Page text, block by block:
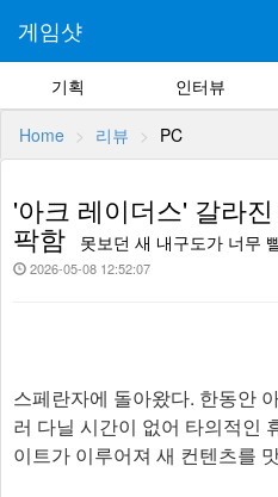
게임샷
기획 인터뷰
Home 리뷰 PC
'아크 레이더스' 갈라
팍함 못보던 새 내구도가 너무
2026-05-08 12:52:07
스페란자에 돌아왔다. 한동안
러 다닐 시간이 없어 타의적인
이트가 이루어져 새 컨텐츠를